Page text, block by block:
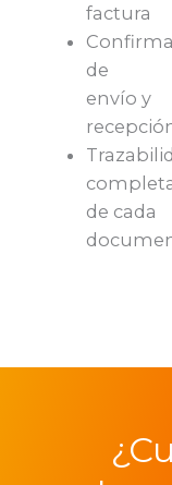
factura
de
envío y
de cada